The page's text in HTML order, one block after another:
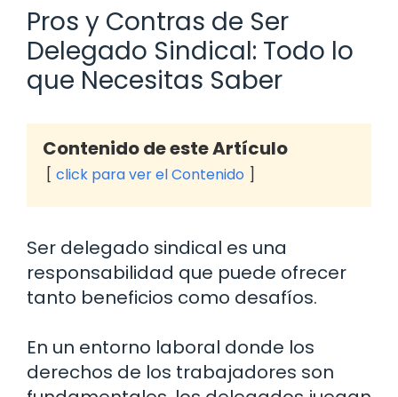
Pros y Contras de Ser
Delegado Sindical: Todo lo
que Necesitas Saber
Contenido de este Artículo
click para ver el Contenido
Ser delegado sindical es una
responsabilidad que puede ofrecer
tanto beneficios como desafíos.
En un entorno laboral donde los
derechos de los trabajadores son